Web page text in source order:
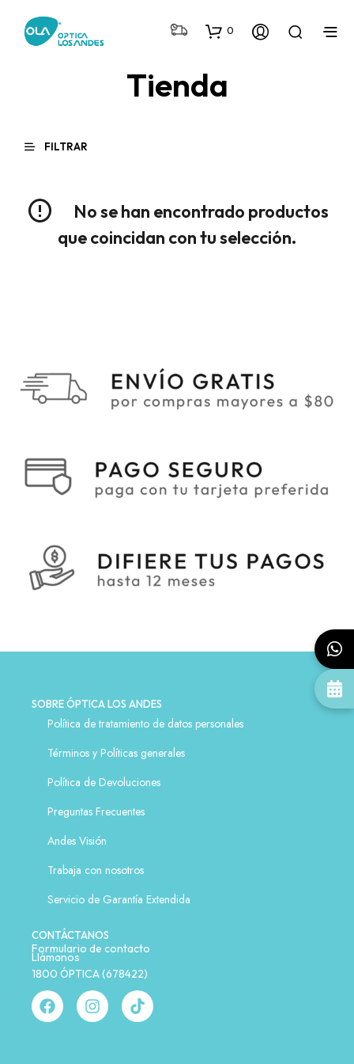
0
Tienda
FILTRAR
No se han encontrado productos
que coincidan con tu selección.
SOBRE ÓPTICA LOS ANDES
Política de tratamiento de datos personales
Términos y Políticas generales
Política de Devoluciones
Preguntas Frecuentes
Andes Visión
Trabaja con nosotros
Servicio de Garantía Extendida
CONTÁCTANOS
Formulario de contacto
Llámanos
1800 ÓPTICA (678422)